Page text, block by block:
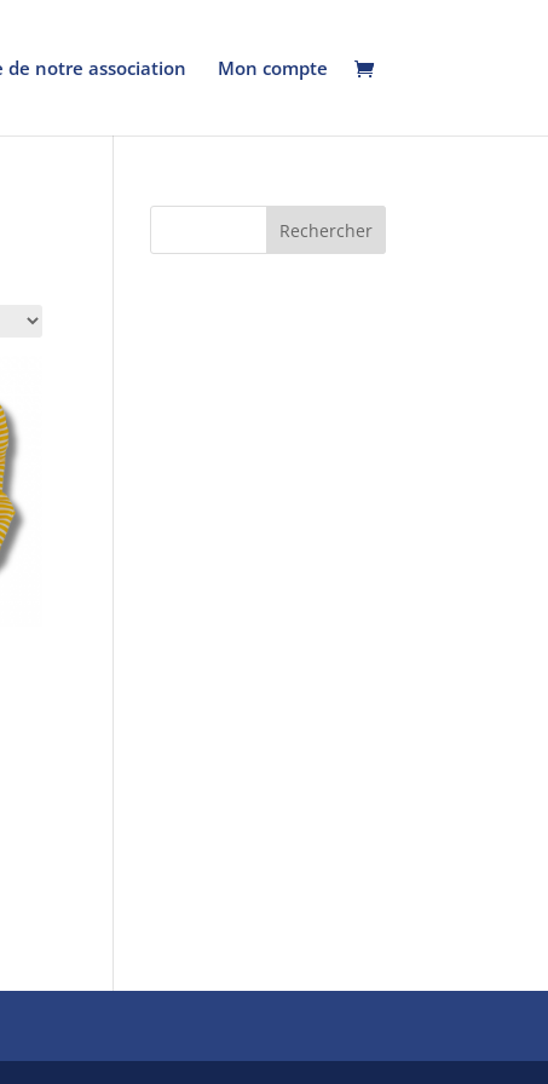
de notre association Mon compte
Rechercher